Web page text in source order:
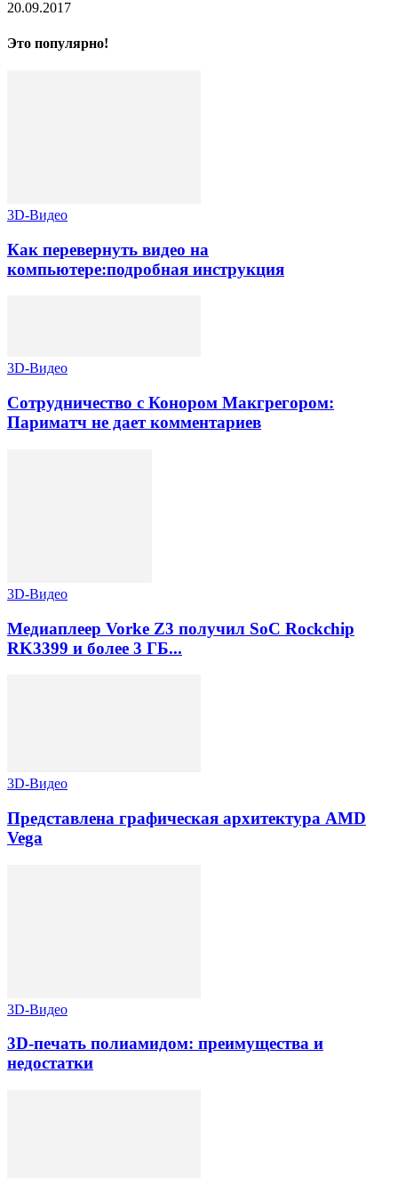
20.09.2017
Это популярно!
3D-Видео
Как перевернуть видео на
компьютере:подробная инструкция
3D-Видео
Сотрудничество с Конором Макгрегором:
Париматч не дает комментариев
3D-Видео
Медиаплеер Vorke Z3 получил SoC Rockchip
RK3399 и более 3 ГБ...
3D-Видео
Представлена графическая архитектура AMD
Vega
3D-Видео
3D-печать полиамидом: преимущества и
недостатки